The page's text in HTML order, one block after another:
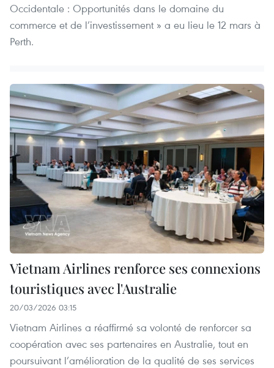
Occidentale : Opportunités dans le domaine du
commerce et de l’investissement » a eu lieu le 12 mars à
Perth.
Vietnam Airlines renforce ses connexions
touristiques avec l'Australie
20/03/2026 03:15
Vietnam Airlines a réaffirmé sa volonté de renforcer sa
coopération avec ses partenaires en Australie, tout en
poursuivant l’amélioration de la qualité de ses services